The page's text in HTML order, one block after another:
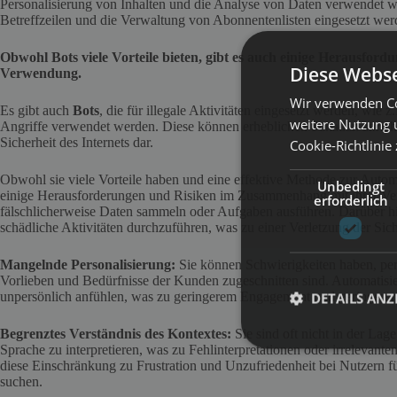
Personalisierung von Inhalten und die Analyse von Daten verwendet
Betreffzeilen und die Verwaltung von Abonnentenlisten eingesetzt
Obwohl Bots viele Vorteile bieten, gibt es auch einige
Verwendung.
Es gibt auch Bots, die für illegale Aktivitäten eingesetzt werden, wie
Angriffe verwendet werden. Diese können erheblichen Schaden
Sicherheit des Internets dar.
Obwohl sie viele Vorteile haben und eine effektive Methode zur
einige Herausforderungen und Risiken im Zusammenhang mit ihrer
fälschlicherweise Daten sammeln oder Aufgaben ausführen. Darüber
schädliche Aktivitäten durchzuführen, was zu einer Verletzung der
Mangelnde Personalisierung: Sie können Schwierigkeiten haben,
Vorlieben und Bedürfnisse der Kunden zugeschnitten sind.
unpersönlich anfühlen, was zu geringerem Engagement und
Begrenztes Verständnis des Kontextes: Sie sind oft nicht in der
Sprache zu interpretieren, was zu Fehlinterpretationen oder
diese Einschränkung zu Frustration und Unzufriedenheit bei Nutzern
suchen.
Diese
Wir verwenden
weitere Nutzung
Cookie-Richtlinie
Unbedingt
erforderlich
DETAILS